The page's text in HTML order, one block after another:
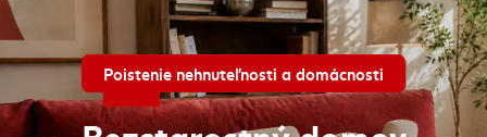
Poistenie nehnuteľnosti a domácnosti